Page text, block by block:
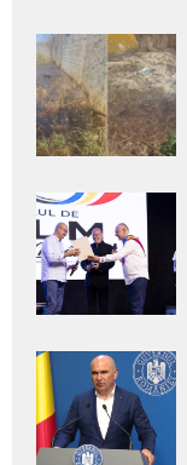
Adaugă
aici textul
pentru
subtitlu
Adaugă
aici textul
pentru
subtitlu
Adaugă
aici textul
pentru
subtitlu